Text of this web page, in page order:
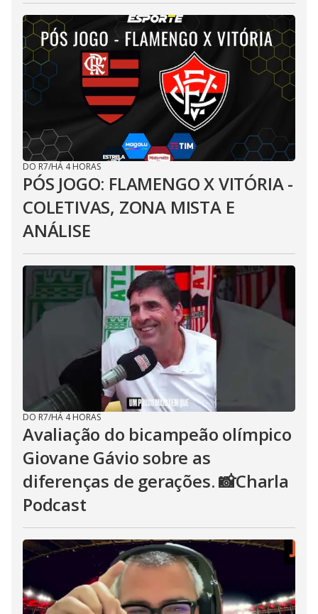
DO R7/HÁ 4 HORAS
PÓS JOGO: FLAMENGO X VITÓRIA -
COLETIVAS, ZONA MISTA E
ANÁLISE
DO R7/HÁ 4 HORAS
Avaliação do bicampeão olímpico
Giovane Gávio sobre as
diferenças de gerações. 📸Charla
Podcast